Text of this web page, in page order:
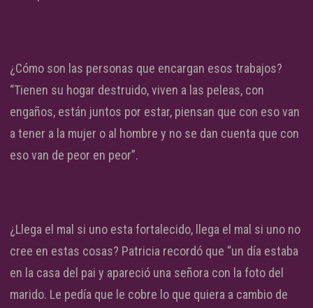
¿Cómo son las personas que encargan esos trabajos?
“Tienen su hogar destruido, viven a las peleas, con
engaños, están juntos por estar, piensan que con eso van
a tener a la mujer o al hombre y no se dan cuenta que con
eso van de peor en peor”.
¿Llega el mal si uno esta fortalecido, llega el mal si uno no
cree en estas cosas? Patricia recordó que “un día estaba
en la casa del pai y apareció una señora con la foto del
marido. Le pedía que le cobre lo que quiera a cambio de